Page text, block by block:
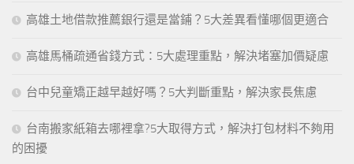
高雄土地借款推薦銀行還是當鋪？5大差異看懂哪個更適合
高雄馬桶疏通省錢方式：5大處理重點，解決堵塞加價疑慮
台中兒童矯正越早越好嗎？5大判斷重點，解決家長焦慮
台南搬家紙箱去哪裡拿?5大取得方式，解決打包材料不夠用
的困擾